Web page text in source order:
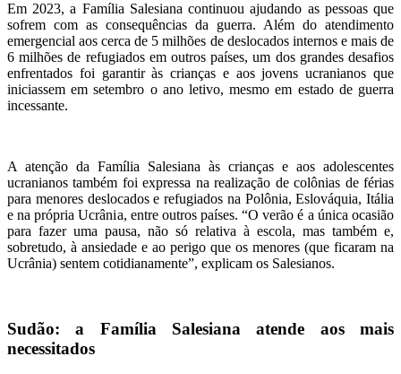
Em 2023, a Família Salesiana continuou ajudando as pessoas que
sofrem com as consequências da guerra. Além do atendimento
emergencial aos cerca de 5 milhões de deslocados internos e mais de
6 milhões de refugiados em outros países, um dos grandes desafios
enfrentados foi garantir às crianças e aos jovens ucranianos que
iniciassem em setembro o ano letivo, mesmo em estado de guerra
incessante.
A atenção da Família Salesiana às crianças e aos adolescentes
ucranianos também foi expressa na realização de colônias de férias
para menores deslocados e refugiados na Polônia, Eslováquia, Itália
e na própria Ucrânia, entre outros países. “O verão é a única ocasião
para fazer uma pausa, não só relativa à escola, mas também e,
sobretudo, à ansiedade e ao perigo que os menores (que ficaram na
Ucrânia) sentem cotidianamente”, explicam os Salesianos.
Sudão: a Família Salesiana atende aos mais
necessitados